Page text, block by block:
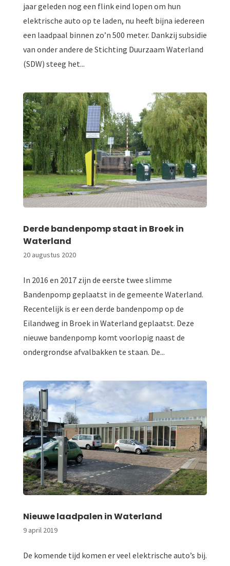
jaar geleden nog een flink eind lopen om hun
elektrische auto op te laden, nu heeft bijna iedereen
een laadpaal binnen zo’n 500 meter. Dankzij subsidie
van onder andere de Stichting Duurzaam Waterland
(SDW) steeg het...
Derde bandenpomp staat in Broek in
Waterland
20 augustus 2020
In 2016 en 2017 zijn de eerste twee slimme
Bandenpomp geplaatst in de gemeente Waterland.
Recentelijk is er een derde bandenpomp op de
Eilandweg in Broek in Waterland geplaatst. Deze
nieuwe bandenpomp komt voorlopig naast de
ondergrondse afvalbakken te staan. De...
Nieuwe laadpalen in Waterland
9 april 2019
De komende tijd komen er veel elektrische auto’s bij.